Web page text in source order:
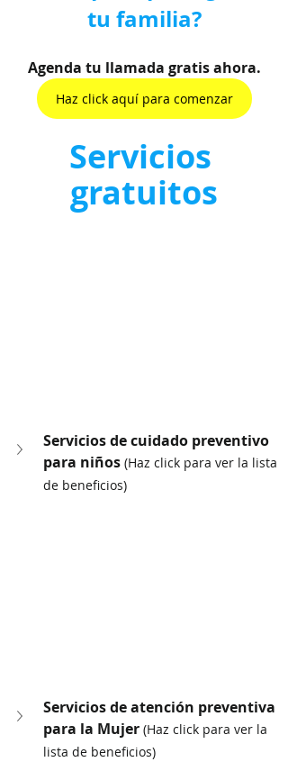
tu familia?
Agenda tu llamada gratis ahora.
Haz click aquí para comenzar
Servicios
gratuitos
Servicios de cuidado preventivo
para niños (Haz click para ver la lista
de beneficios)
Servicios de atención preventiva
para la Mujer (Haz click para ver la
lista de beneficios)